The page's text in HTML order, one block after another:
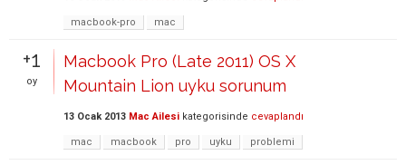
macbook-pro mac
+1
oy
Macbook Pro (Late 2011) OS X
Mountain Lion uyku sorunum
13 Ocak 2013 Mac Ailesi kategorisinde cevaplandı
mac macbook pro uyku problemi